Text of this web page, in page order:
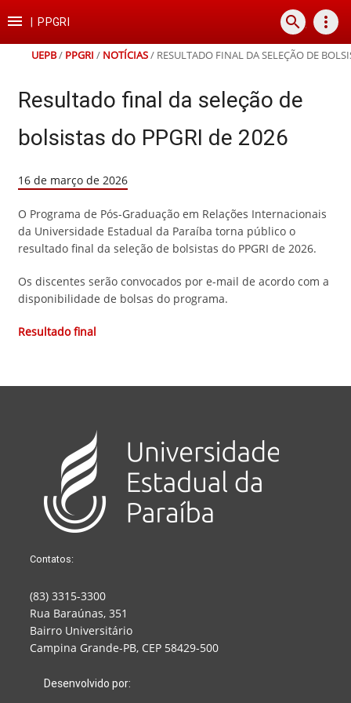
para
conteúdo
para
para
para
rodapé
 PPGRI search more_vert
UEPB/ PPGRI / NOTÍCIAS/ RESULTADO FINAL DA SELEÇÃO DE
Resultado final da seleção de
bolsistas do PPGRI de 2026
16 de março de 2026
O Programa de Pós-Graduação em Relações Internacionais
da Universidade Estadual da Paraíba torna público o
resultado final da seleção de bolsistas do PPGRI de 2026.
Os discentes serão convocados por e-mail de acordo com a
disponibilidade de bolsas do programa.
Resultado final
Contatos:
(83) 3315-3300
Rua Baraúnas, 351
Bairro Universitário
Campina Grande-PB, CEP 58429-500
Desenvolvido por: